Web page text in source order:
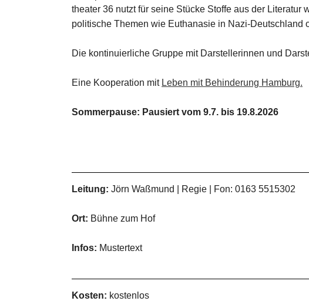
theater 36 nutzt für seine Stücke Stoffe aus der Literatur
politische Themen wie Euthanasie in Nazi-Deutschland
Die kontinuierliche Gruppe mit Darstellerinnen und
Eine Kooperation mit Leben mit Behinderung Hamburg.
Sommerpause: Pausiert vom 9.7. bis 19.8.2026
Leitung: Jörn Waßmund | Regie | Fon: 0163 5515302
Ort: Bühne zum Hof
Infos: Mustertext
Kosten: kostenlos